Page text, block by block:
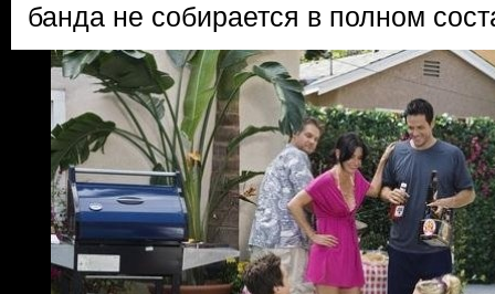
банда не собирается в полном